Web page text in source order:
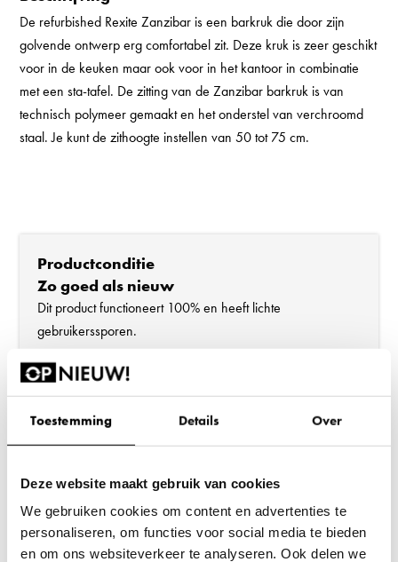
Toestemming Details Over
Deze website maakt gebruik van cookies
We gebruiken cookies om content en advertenties te
personaliseren, om functies voor social media te bieden
en om ons websiteverkeer te analyseren. Ook delen we
De refurbished Rexite Zanzibar is een barkruk die door zijn
golvende ontwerp erg comfortabel zit. Deze kruk is zeer geschikt
voor in de keuken maar ook voor in het kantoor in combinatie
met een sta-tafel. De zitting van de Zanzibar barkruk is van
technisch polymeer gemaakt en het onderstel van verchroomd
staal. Je kunt de zithoogte instellen van 50 tot 75 cm.
Productconditie
Zo goed als nieuw
Dit product functioneert 100% en heeft lichte
gebruikerssporen.
Heb je een vraag over dit product?Bel 088 240 00 72